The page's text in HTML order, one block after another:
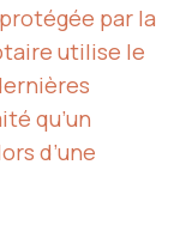
par la
utilise le
qu’un
d’une